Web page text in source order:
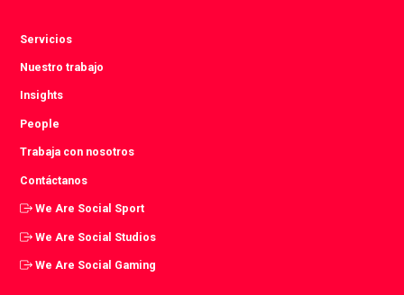
Servicios
Nuestro trabajo
Insights
People
Trabaja con nosotros
Contáctanos
We Are Social Sport
We Are Social Studios
We Are Social Gaming